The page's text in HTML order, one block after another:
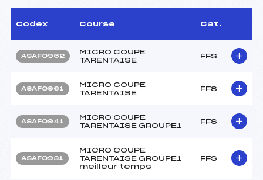
Codex Course Cat.
ASAF0962
MICRO COUPE
TARENTAISE
FFS
ASAF0961
MICRO COUPE
TARENTAISE
FFS
ASAF0941
MICRO COUPE
TARENTAISE GROUPE1
FFS
ASAF0931
MICRO COUPE
TARENTAISE GROUPE1
meilleur temps
FFS